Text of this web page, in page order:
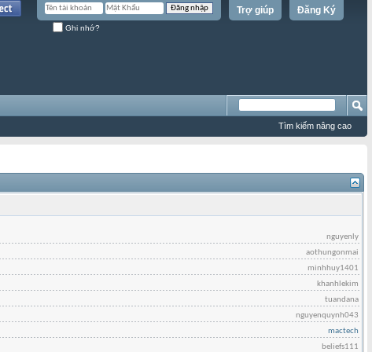
Đăng Ký
Trợ giúp
Ghi nhớ?
Tìm kiếm nâng cao
nguyenly
aothungonmai
minhhuy1401
khanhlekim
tuandana
nguyenquynh043
mactech
beliefs111